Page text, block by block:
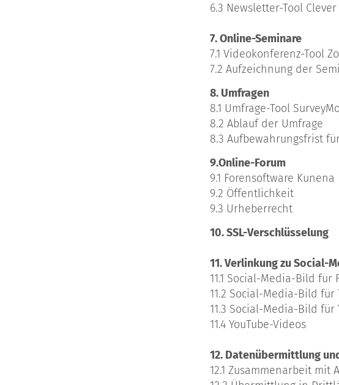
6.3 Newsletter-Tool Clever
7. Online-Seminare
7.1 Videokonferenz-Tool
7.2 Aufzeichnung der
8. Umfragen
8.1 Umfrage-Tool
8.2 Ablauf der Umfrage
8.3 Aufbewahrungsfrist
9.Online-Forum
9.1 Forensoftware Kunena
9.2 Öffentlichkeit
9.3 Urheberrecht
10. SSL-Verschlüsselung
11. Verlinkung zu Social-
11.1 Social-Media-Bild für
11.2 Social-Media-Bild für
11.3 Social-Media-Bild für
11.4 YouTube-Videos
12. Datenübermittlung
12.1 Zusammenarbeit